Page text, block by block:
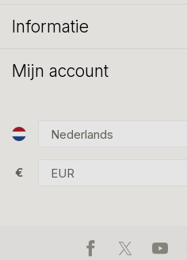
Informatie
Mijn account
€